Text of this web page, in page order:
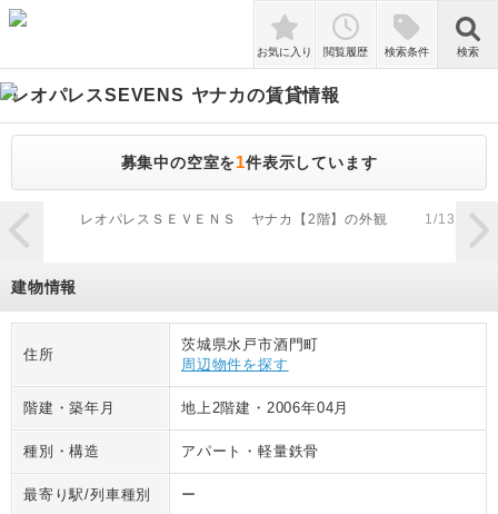
検索
お気に入り 閲覧履歴 検索条件 検索
レオパレスSEVENS ヤナカの賃貸情報
募集中の空室を1件表示しています
zoom_in
レオパレスＳＥＶＥＮＳ ヤナカ【2階】の外観 1/13
建物情報
住所
茨城県水戸市酒門町
周辺物件を探す
階建・築年月 地上2階建 ・ 2006年04月
種別・構造 アパート ・軽量鉄骨
最寄り駅/列車種別 ー